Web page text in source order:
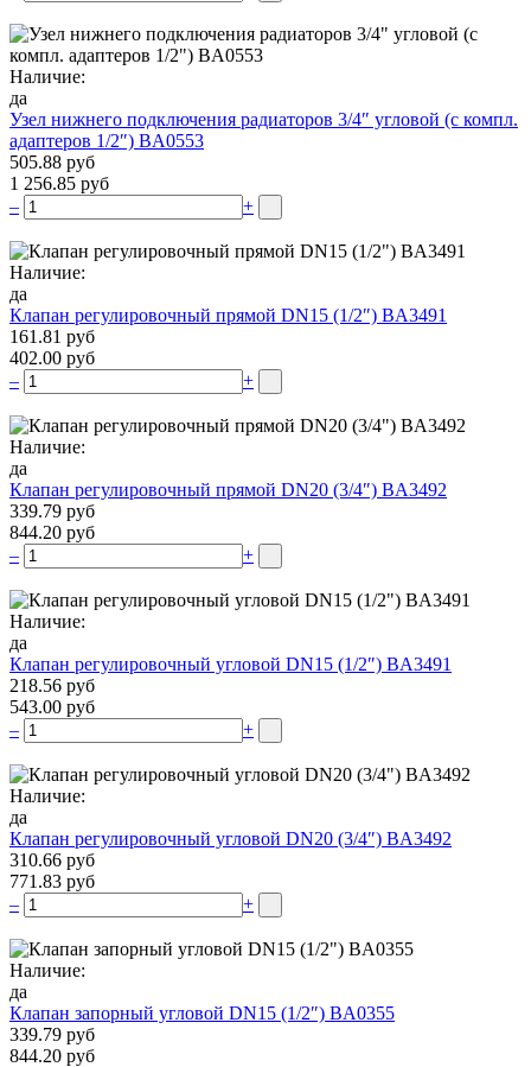
Наличие:
да
Узел нижнего подключения радиаторов 3/4″ угловой (c компл.
адаптеров 1/2″) BA0553
505.88 руб
1 256.85 руб
–
+
Наличие:
да
Клапан регулировочный прямой DN15 (1/2″) BA3491
161.81 руб
402.00 руб
–
+
Наличие:
да
Клапан регулировочный прямой DN20 (3/4″) BA3492
339.79 руб
844.20 руб
–
+
Наличие:
да
Клапан регулировочный угловой DN15 (1/2″) BA3491
218.56 руб
543.00 руб
–
+
Наличие:
да
Клапан регулировочный угловой DN20 (3/4″) BA3492
310.66 руб
771.83 руб
–
+
Наличие:
да
Клапан запорный угловой DN15 (1/2″) BA0355
339.79 руб
844.20 руб